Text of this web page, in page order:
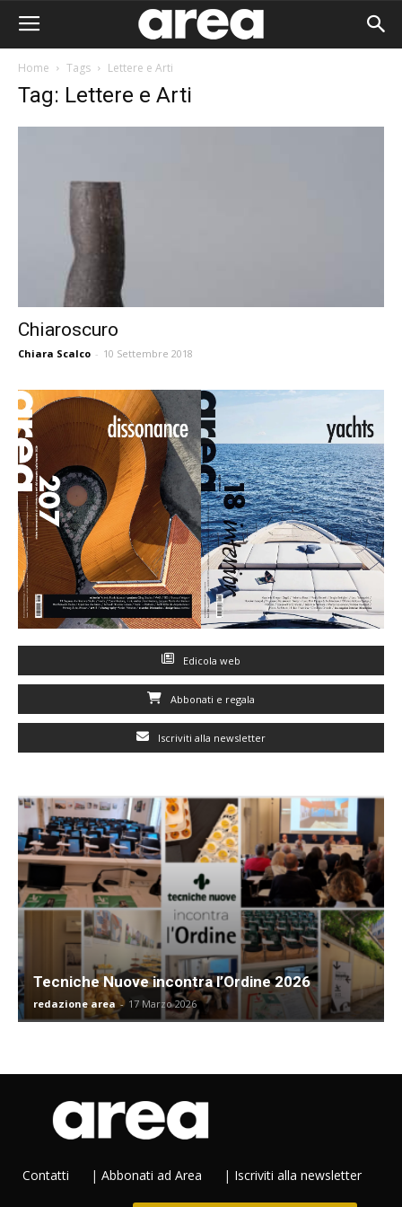
Home Tags Lettere e Arti
Tag: Lettere e Arti
Chiaroscuro
Chiara Scalco - 10 Settembre 2018
Edicola web
Abbonati e regala
Iscriviti alla newsletter
Tecniche Nuove incontra l’Ordine 2026
redazione area - 17 Marzo 2026
Contatti | Abbonati ad Area | Iscriviti alla newsletter